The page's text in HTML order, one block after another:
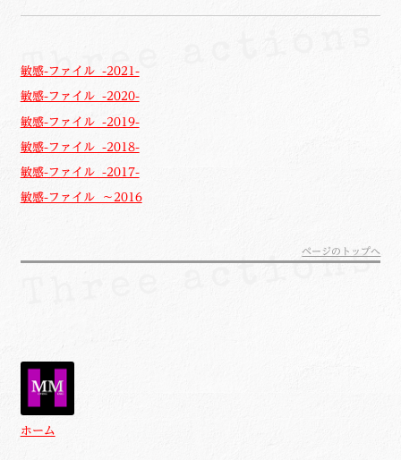
敏感-ファイル -2021-
敏感-ファイル -2020-
敏感-ファイル -2019-
敏感-ファイル -2018-
敏感-ファイル -2017-
敏感-ファイル ～2016
ページのトップへ
ホーム